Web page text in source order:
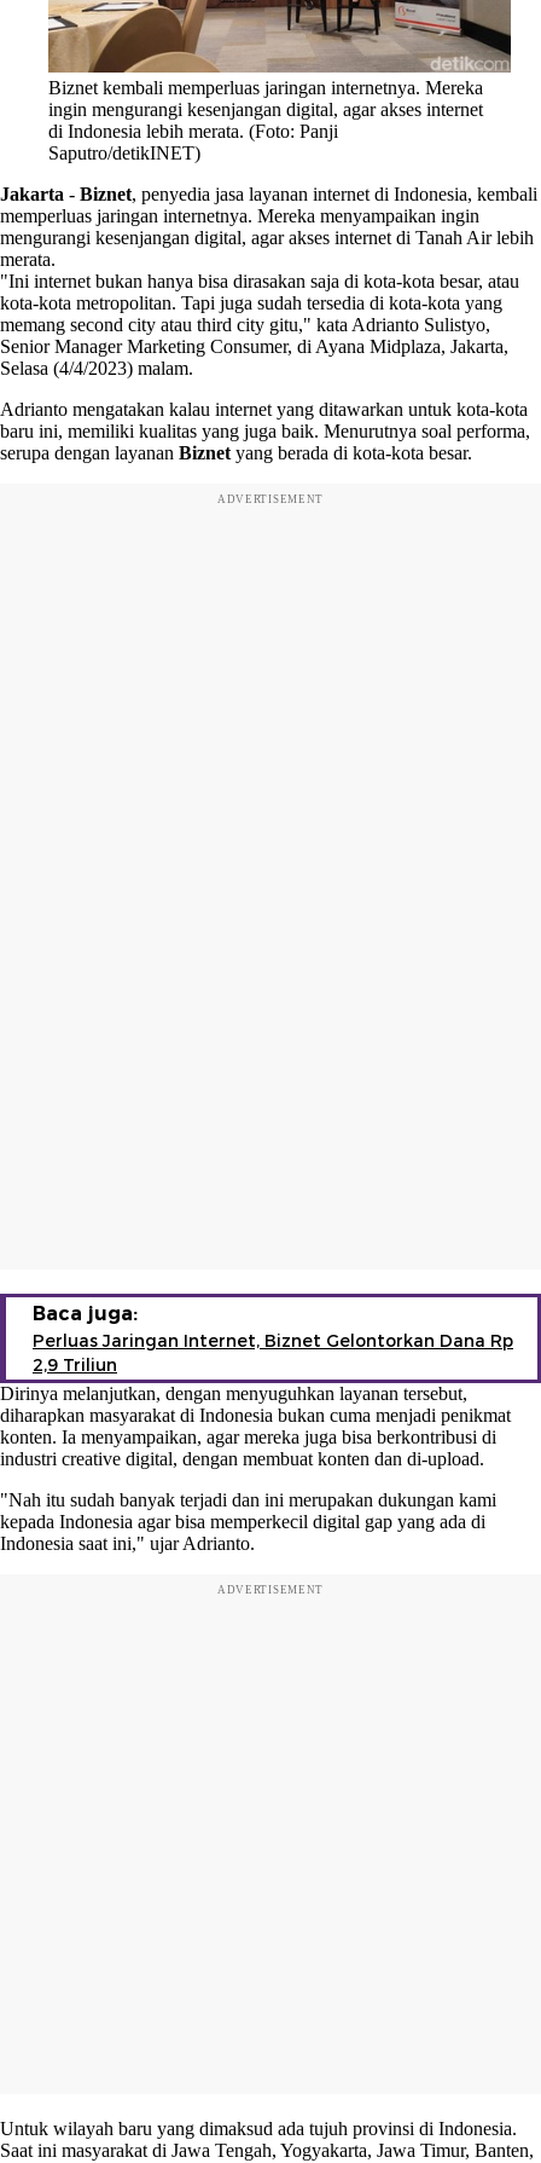
Biznet kembali memperluas jaringan internetnya. Mereka
ingin mengurangi kesenjangan digital, agar akses internet
di Indonesia lebih merata. (Foto: Panji
Saputro/detikINET)
Jakarta - Biznet, penyedia jasa layanan internet di Indonesia, kembali
memperluas jaringan internetnya. Mereka menyampaikan ingin
mengurangi kesenjangan digital, agar akses internet di Tanah Air lebih
merata.
"Ini internet bukan hanya bisa dirasakan saja di kota-kota besar, atau
kota-kota metropolitan. Tapi juga sudah tersedia di kota-kota yang
memang second city atau third city gitu," kata Adrianto Sulistyo,
Senior Manager Marketing Consumer, di Ayana Midplaza, Jakarta,
Selasa (4/4/2023) malam.
Adrianto mengatakan kalau internet yang ditawarkan untuk kota-kota
baru ini, memiliki kualitas yang juga baik. Menurutnya soal performa,
serupa dengan layanan Biznet yang berada di kota-kota besar.
ADVERTISEMENT
Baca juga:
Perluas Jaringan Internet, Biznet Gelontorkan Dana Rp
2,9 Triliun
Dirinya melanjutkan, dengan menyuguhkan layanan tersebut,
diharapkan masyarakat di Indonesia bukan cuma menjadi penikmat
konten. Ia menyampaikan, agar mereka juga bisa berkontribusi di
industri creative digital, dengan membuat konten dan di-upload.
"Nah itu sudah banyak terjadi dan ini merupakan dukungan kami
kepada Indonesia agar bisa memperkecil digital gap yang ada di
Indonesia saat ini," ujar Adrianto.
ADVERTISEMENT
Untuk wilayah baru yang dimaksud ada tujuh provinsi di Indonesia.
Saat ini masyarakat di Jawa Tengah, Yogyakarta, Jawa Timur, Banten,